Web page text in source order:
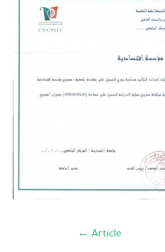
← Article